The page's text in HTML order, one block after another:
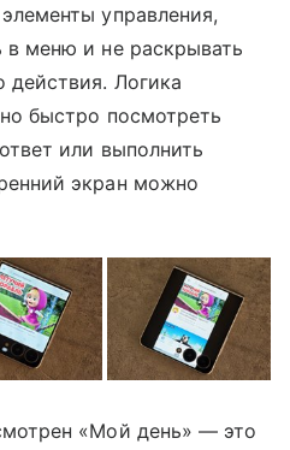
управления,
в меню и не раскрывать
Логика
быстро посмотреть
или выполнить
экран можно
«Мой день» — это